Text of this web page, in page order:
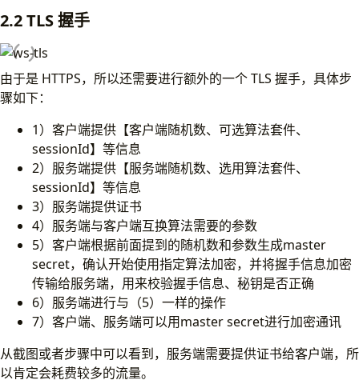
2.2 TLS 握手
由于是 HTTPS，所以还需要进行额外的一个 TLS 握手，具体步
骤如下：
1）客户端提供【客户端随机数、可选算法套件、
sessionId】等信息
2）服务端提供【服务端随机数、选用算法套件、
sessionId】等信息
3）服务端提供证书
4）服务端与客户端互换算法需要的参数
5）客户端根据前面提到的随机数和参数生成master
secret，确认开始使用指定算法加密，并将握手信息加密
传输给服务端，用来校验握手信息、秘钥是否正确
6）服务端进行与（5）一样的操作
7）客户端、服务端可以用master secret进行加密通讯
从截图或者步骤中可以看到，服务端需要提供证书给客户端，所
以肯定会耗费较多的流量。